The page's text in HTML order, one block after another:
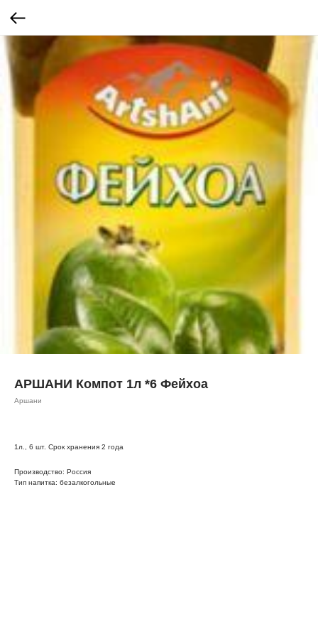
АРШАНИ Компот 1л *6 Фейхоа
Аршани
1л., 6 шт. Срок хранения 2 года
Производство: Россия
Тип напитка: безалкогольные